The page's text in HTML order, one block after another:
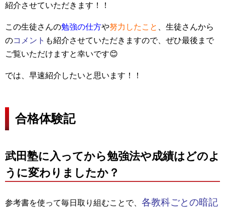
紹介させていただきます！！
この生徒さんの勉強の仕方や努力したこと
、生徒さんから
のコメント も紹介させていただきますので、ぜひ最後まで
ご覧いただけますと幸いです😊
では、早速紹介したいと思います！！
合格体験記
武田塾に入ってから勉強法や成績はどのよ
うに変わりましたか？
参考書を使って毎日取り組むことで、 各教科ごとの暗記